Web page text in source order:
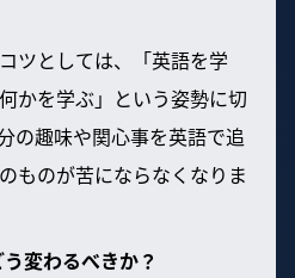
ツとしては、「英語を学
かを学ぶ」という姿勢に切
の趣味や関心事を英語で追
ものが苦にならなくなりま
変わるべきか？